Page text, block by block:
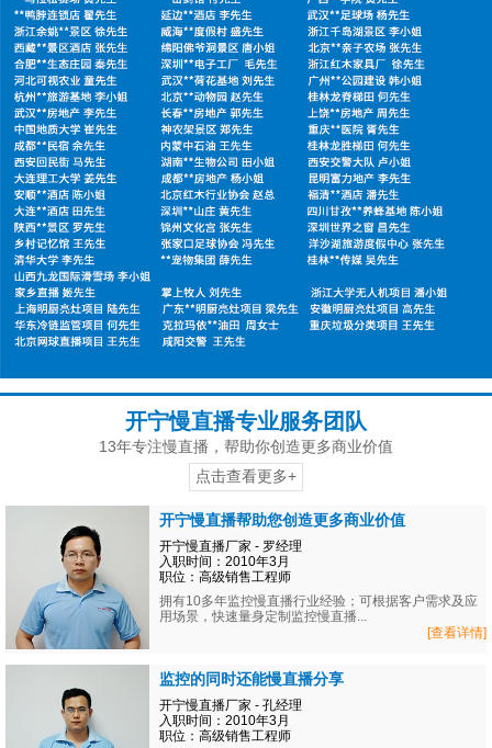
开宁慢直播专业服务团队
13年专注慢直播，帮助你创造更多商业价值
点击查看更多+
开宁慢直播帮助您创造更多商业价值
开宁慢直播厂家 - 罗经理
入职时间：2010年3月
职位：高级销售工程师
拥有10多年监控慢直播行业经验；可根据客户需求及应
用场景，快速量身定制监控慢直播...
[查看详情]
监控的同时还能慢直播分享
开宁慢直播厂家 - 孔经理
入职时间：2010年3月
职位：高级销售工程师